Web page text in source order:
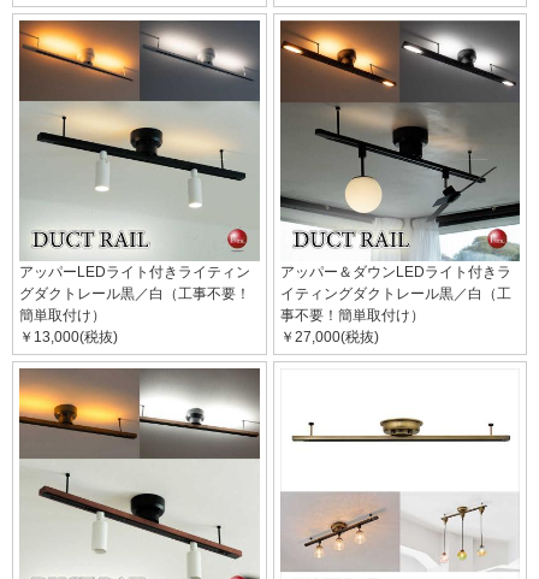
アッパーLEDライト付きライティン
グダクトレール黒／白（工事不要！
簡単取付け）
￥13,000(税抜)
アッパー＆ダウンLEDライト付きラ
イティングダクトレール黒／白（工
事不要！簡単取付け）
￥27,000(税抜)